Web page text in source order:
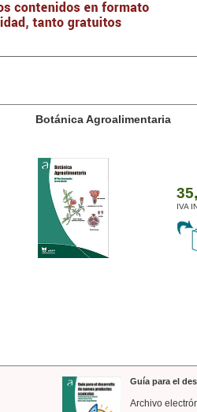
35,00 €
Valencia a
Guía para el
Archivo